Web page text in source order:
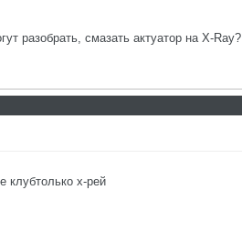
разобрать, смазать актуатор на X-Ray?
клубтолько х-рей